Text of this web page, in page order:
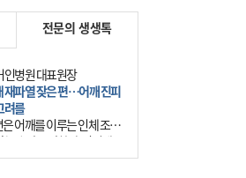
전문의 생생톡
인병원 대표원장
재파열 잦은 편…어깨 진피
려를
어깨를 이루는 인체 조직
는 손상을 말한다. 여기에
회전근개 증후군, 어깨